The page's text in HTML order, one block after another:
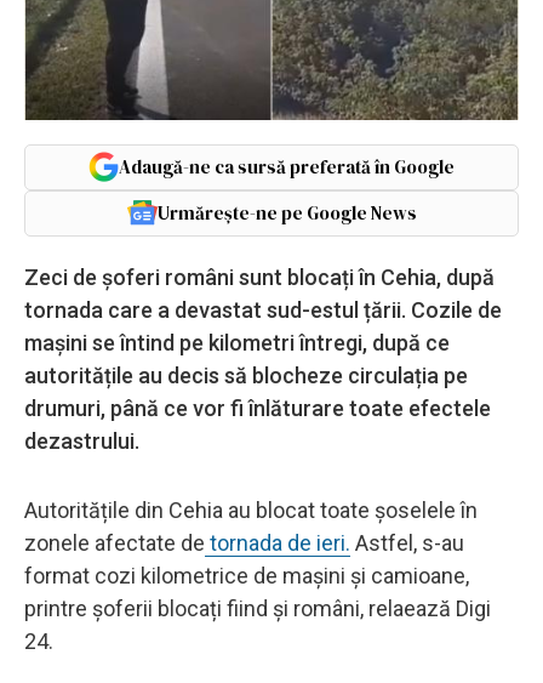
Adaugă-ne ca sursă preferată în Google
Urmărește-ne pe Google News
Zeci de șoferi români sunt blocați în Cehia, după
tornada care a devastat sud-estul țării. Cozile de
mașini se întind pe kilometri întregi, după ce
autoritățile au decis să blocheze circulația pe
drumuri, până ce vor fi înlăturare toate efectele
dezastrului.
Autoritățile din Cehia au blocat toate șoselele în
zonele afectate de tornada de ieri. Astfel, s-au
format cozi kilometrice de mașini și camioane,
printre șoferii blocați fiind și români, relaează Digi
24.